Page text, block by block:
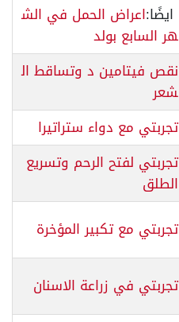
ايضًا:اعراض الحمل في الش
هر السابع بولد
نقص فيتامين د وتساقط ال
شعر
تجربتي مع دواء ستراتيرا
تجربتي لفتح الرحم وتسريع
الطلق
تجربتي مع تكبير المؤخرة
تجربتي في زراعة الاسنان